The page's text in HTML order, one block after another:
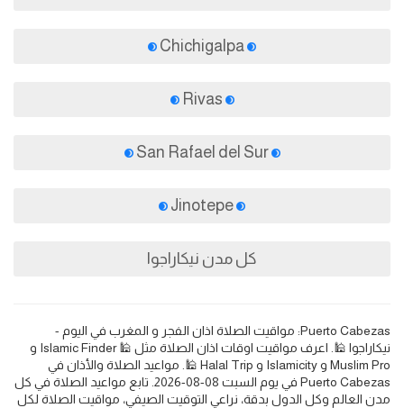
San Rafael del Sur
كل مدن نيكاراجوا
Puerto Cabezas: مواقيت الصلاة اذان الفجر و المغرب في اليوم -
نيكاراجوا 🕌. اعرف مواقيت اوقات اذان الصلاة مثل 🕌 Islamic Finder و
Muslim Pro و Islamicity و Halal Trip 🕌. مواعيد الصلاة والأذان في
Puerto Cabezas في يوم السبت 08-08-2026. تابع مواعيد الصلاة في كل
مدن العالم وكل الدول بدقة، نراعي التوقيت الصيفي، مواقيت الصلاة لكل